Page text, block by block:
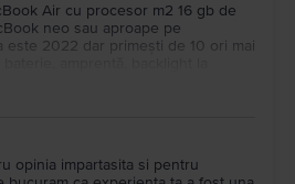
Air cu procesor m2 16 gb de
neo sau aproape pe
este 2022 dar primești de 10 ori mai
în geantă…Multumesc
opinia impartasita si pentru